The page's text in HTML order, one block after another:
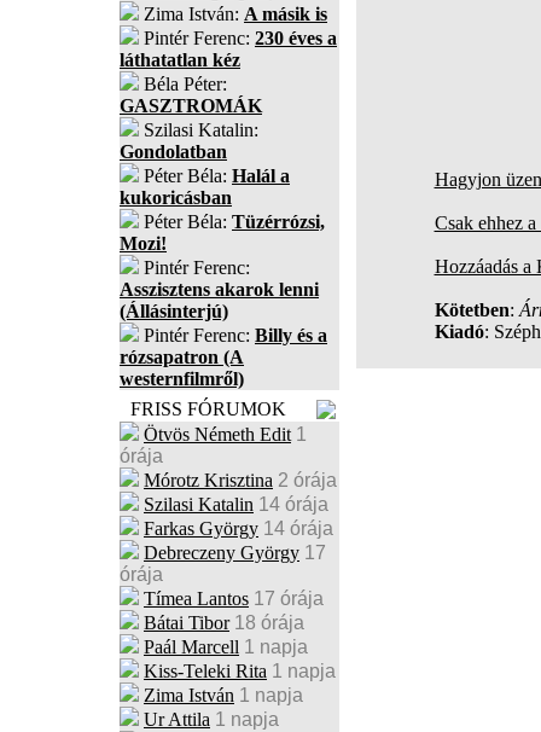
Zima István: A másik is
Pintér Ferenc: 230 éves a
láthatatlan kéz
Béla Péter:
GASZTROMÁK
Szilasi Katalin:
Gondolatban
Péter Béla: Halál a
kukoricásban
Péter Béla: Tüzérrózsi,
Mozi!
Pintér Ferenc:
Asszisztens akarok lenni
(Állásinterjú)
Pintér Ferenc: Billy és a
rózsapatron (A
westernfilmről)
FRISS FÓRUMOK
Ötvös Németh Edit 1
órája
Mórotz Krisztina 2 órája
Szilasi Katalin 14 órája
Farkas György 14 órája
Debreczeny György 17
órája
Tímea Lantos 17 órája
Bátai Tibor 18 órája
Paál Marcell 1 napja
Kiss-Teleki Rita 1 napja
Zima István 1 napja
Ur Attila 1 napja
Hagyjon
Csak ehhez
Hozzáadás
Kötetben:
Kiadó: